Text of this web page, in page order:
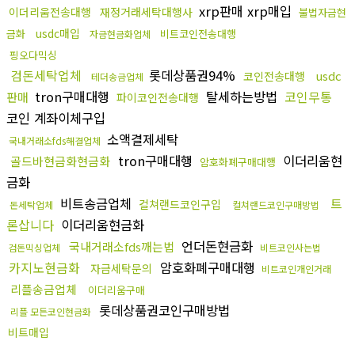
이더리움전송대행 재정거래세탁대행사 xrp판매 xrp매입 불법자금현
금화
usdc매입 자금현금화업체
비트코인전송대행
핑오다믹싱
검돈세탁업체 테더송금업체 롯데상품권94% 코인전송대행
usdc
판매 tron구매대행 파이코인전송대행 탈세하는방법 코인무통
코인 계좌이체구입
국내거래소fds해결업체 소액결제세탁
골드바현금화현금화 tron구매대행 암호화폐구매대행 이더리움현
금화
돈세탁업체 비트송금업체 컬쳐랜드코인구입 컬쳐랜드코인구매방법
트
론삽니다 이더리움현금화
검돈믹싱업체 국내거래소fds깨는법 언더돈현금화 비트코인사는법
카지노현금화 자금세탁문의 암호화폐구매대행 비트코인개인거래
리플송금업체 이더리움구매
리플 모든코인현금화 롯데상품권코인구매방법
비트매입